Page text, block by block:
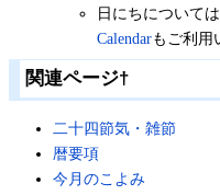
日にちについては
Calendarもご利用
関連ページ†
二十四節気・雑節
暦要項
今月のこよみ